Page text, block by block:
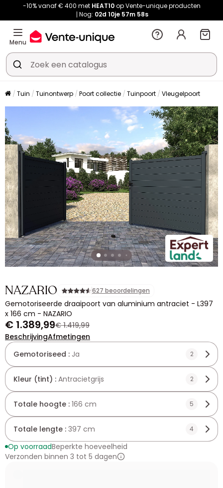
-10% vanaf € 400 met HEAT10op Vente-unique producten
Nog: 02d 10je 57m 57s
Menu
Tuin Tuinontwerp Poort collectie Tuinpoort Vleugelpoort
NAZARIO 627 beoordelingen
Gemotoriseerde draaipoort van aluminium antraciet - L397
x 166 cm - NAZARIO
€ 1.389,99€ 1.419,99
BeschrijvingAfmetingen
Gemotoriseed : Ja 2
Kleur (tint) : Antracietgrijs 2
Totale hoogte : 166 cm 5
Totale lengte : 397 cm 4
Op voorraadBeperkte hoeveelheid
Verzonden binnen 3 tot 5 dagen